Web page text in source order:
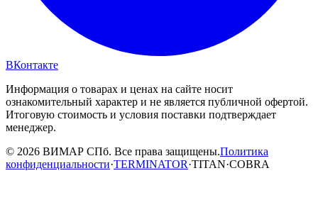
ВКонтакте
Информация о товарах и ценах на сайте носит
ознакомительный характер и не является публичной офертой.
Итоговую стоимость и условия поставки подтверждает
менеджер.
© 2026 ВИМАР СПб. Все права защищены.Политика
конфиденциальности·TERMINATOR·TITAN·COBRA